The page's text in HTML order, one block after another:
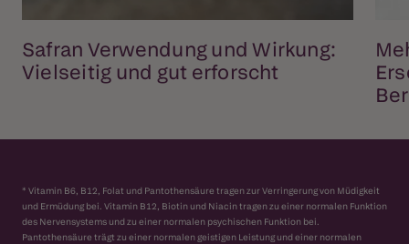
Safran Verwendung und Wirkung:
Vielseitig und gut erforscht
* Vitamin B6, B12, Folat und Pantothensäure tragen zur Verringerung von Müdigkeit
und Ermüdung bei. Vitamin B12, Biotin und Niacin tragen zu einer normalen Funktion
des Nervensystems und zu einer normalen psychischen Funktion bei.
Pantothensäure trägt zu einer normalen geistigen Leistung und einer normalen